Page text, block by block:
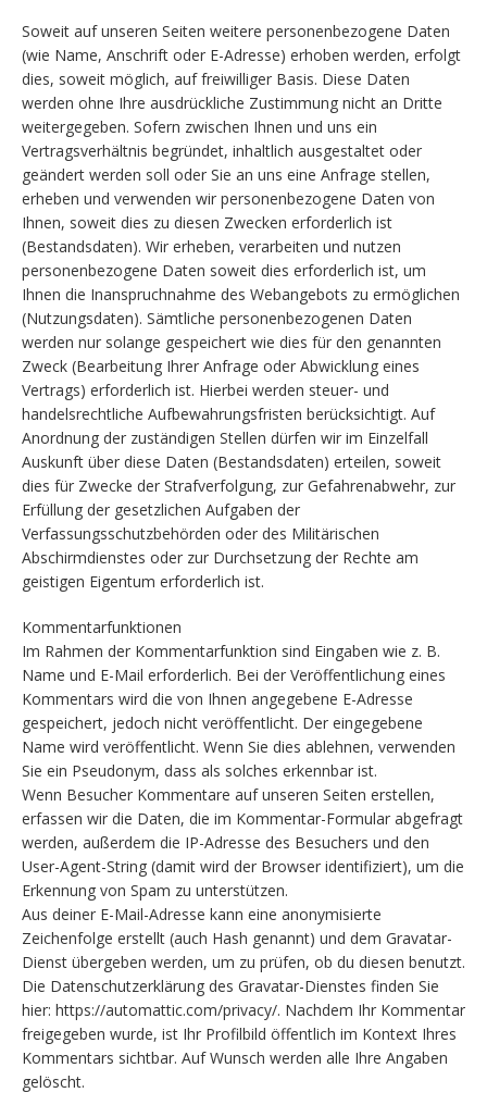
Soweit auf unseren Seiten weitere personenbezogene Daten
(wie Name, Anschrift oder E-Adresse) erhoben werden, erfolgt
dies, soweit möglich, auf freiwilliger Basis. Diese Daten
werden ohne Ihre ausdrückliche Zustimmung nicht an Dritte
weitergegeben. Sofern zwischen Ihnen und uns ein
Vertragsverhältnis begründet, inhaltlich ausgestaltet oder
geändert werden soll oder Sie an uns eine Anfrage stellen,
erheben und verwenden wir personenbezogene Daten von
Ihnen, soweit dies zu diesen Zwecken erforderlich ist
(Bestandsdaten). Wir erheben, verarbeiten und nutzen
personenbezogene Daten soweit dies erforderlich ist, um
Ihnen die Inanspruchnahme des Webangebots zu ermöglichen
(Nutzungsdaten). Sämtliche personenbezogenen Daten
werden nur solange gespeichert wie dies für den genannten
Zweck (Bearbeitung Ihrer Anfrage oder Abwicklung eines
Vertrags) erforderlich ist. Hierbei werden steuer- und
handelsrechtliche Aufbewahrungsfristen berücksichtigt. Auf
Anordnung der zuständigen Stellen dürfen wir im Einzelfall
Auskunft über diese Daten (Bestandsdaten) erteilen, soweit
dies für Zwecke der Strafverfolgung, zur Gefahrenabwehr, zur
Erfüllung der gesetzlichen Aufgaben der
Verfassungsschutzbehörden oder des Militärischen
Abschirmdienstes oder zur Durchsetzung der Rechte am
geistigen Eigentum erforderlich ist.
Kommentarfunktionen
Im Rahmen der Kommentarfunktion sind Eingaben wie z. B.
Name und E-Mail erforderlich. Bei der Veröffentlichung eines
Kommentars wird die von Ihnen angegebene E-Adresse
gespeichert, jedoch nicht veröffentlicht. Der eingegebene
Name wird veröffentlicht. Wenn Sie dies ablehnen, verwenden
Sie ein Pseudonym, dass als solches erkennbar ist.
Wenn Besucher Kommentare auf unseren Seiten erstellen,
erfassen wir die Daten, die im Kommentar-Formular abgefragt
werden, außerdem die IP-Adresse des Besuchers und den
User-Agent-String (damit wird der Browser identifiziert), um die
Erkennung von Spam zu unterstützen.
Aus deiner E-Mail-Adresse kann eine anonymisierte
Zeichenfolge erstellt (auch Hash genannt) und dem Gravatar-
Dienst übergeben werden, um zu prüfen, ob du diesen benutzt.
Die Datenschutzerklärung des Gravatar-Dienstes finden Sie
hier: https://automattic.com/privacy/. Nachdem Ihr Kommentar
freigegeben wurde, ist Ihr Profilbild öffentlich im Kontext Ihres
Kommentars sichtbar. Auf Wunsch werden alle Ihre Angaben
gelöscht.